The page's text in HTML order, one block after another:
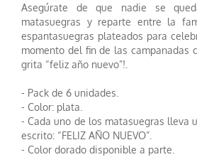
Asegúrate de que nadie se
matasuegras y reparte entre la
espantasuegras plateados para
momento del fin de las campanadas
grita “feliz año nuevo”!.
- Pack de 6 unidades.
- Color: plata.
- Cada uno de los matasuegras lleva
escrito: “FELIZ AÑO NUEVO”.
- Color dorado disponible a parte.